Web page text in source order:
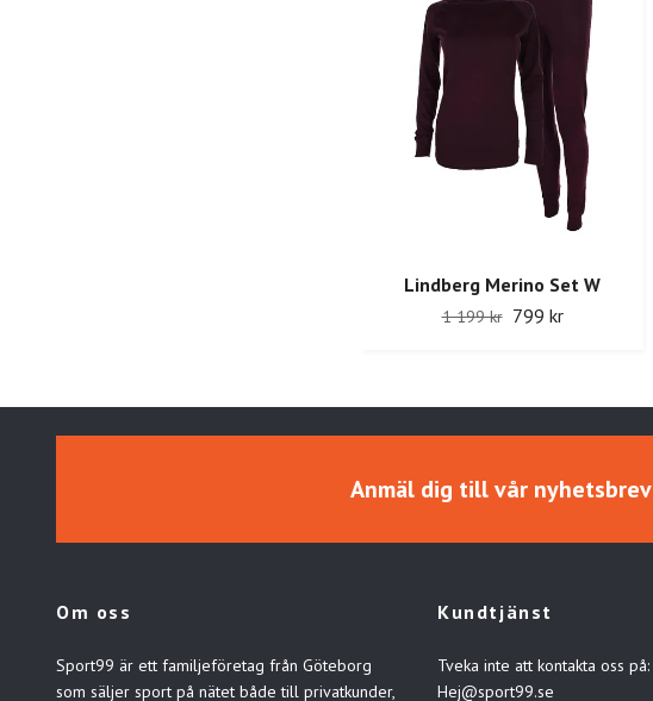
Lindberg Merino Set W
1 199 kr 799 kr
Anmäl dig till vår nyhetsbrev
Om oss
Sport99 är ett familjeföretag från Göteborg
som säljer sport på nätet både till privatkunder,
Kundtjänst
Tveka inte att kontakta oss på:
Hej@sport99.se